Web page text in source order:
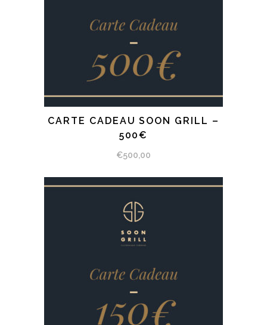
CARTE CADEAU SOON GRILL –
500€
€500,00